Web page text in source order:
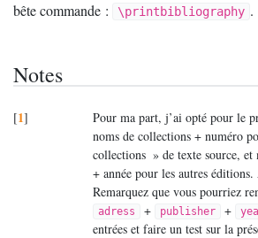
bête commande :
\printbibliography .
Notes
[1]
Pour ma part, j’ai opté pour le
noms de collections + numéro
collections » de texte source, et
+ année pour les autres
Remarquez que vous pourriez
adress + publisher +
entrées et faire un test sur la